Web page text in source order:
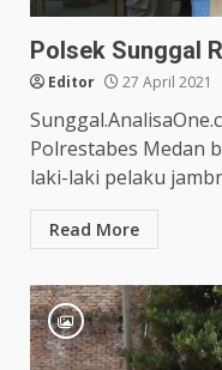
Polsek Sunggal
Editor 27 April 2021
Polrestabes Medan
laki-laki pelaku
Read More